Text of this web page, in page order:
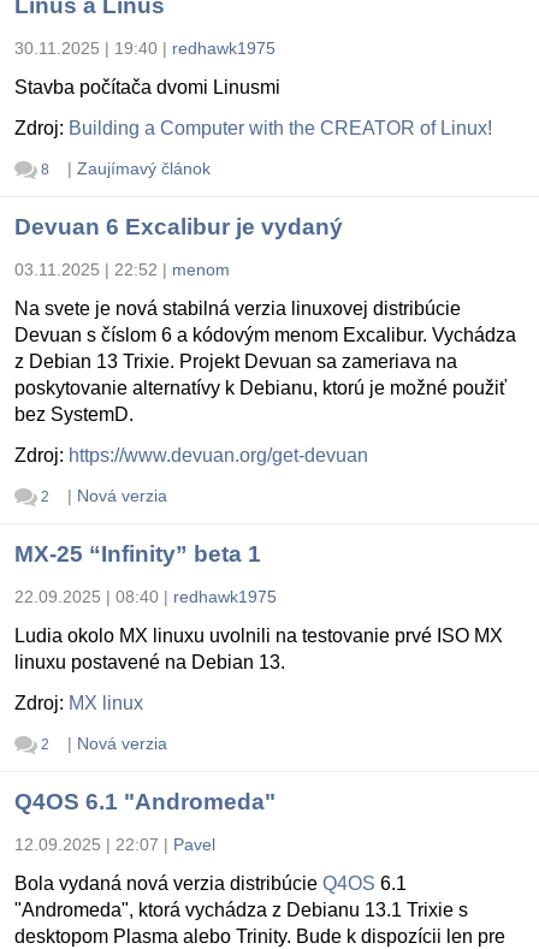
30.11.2025 | 19:40 | redhawk1975
Stavba počítača dvomi Linusmi
Zdroj: Building a Computer with the CREATOR of Linux!
8 | Zaujímavý článok
Devuan 6 Excalibur je vydaný
03.11.2025 | 22:52 | menom
Na svete je nová stabilná verzia linuxovej distribúcie
Devuan s číslom 6 a kódovým menom Excalibur. Vychádza
z Debian 13 Trixie. Projekt Devuan sa zameriava na
poskytovanie alternatívy k Debianu, ktorú je možné použiť
bez SystemD.
Zdroj: https://www.devuan.org/get-devuan
2 | Nová verzia
MX-25 “Infinity” beta 1
22.09.2025 | 08:40 | redhawk1975
Ludia okolo MX linuxu uvolnili na testovanie prvé ISO MX
linuxu postavené na Debian 13.
Zdroj: MX linux
2 | Nová verzia
Q4OS 6.1 "Andromeda"
12.09.2025 | 22:07 | Pavel
Bola vydaná nová verzia distribúcie Q4OS 6.1
"Andromeda", ktorá vychádza z Debianu 13.1 Trixie s
desktopom Plasma alebo Trinity. Bude k dispozícii len pre